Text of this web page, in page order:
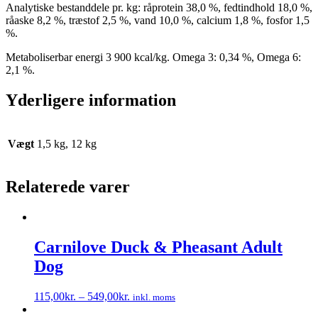
Analytiske bestanddele pr. kg: råprotein 38,0 %, fedtindhold 18,0 %,
råaske 8,2 %, træstof 2,5 %, vand 10,0 %, calcium 1,8 %, fosfor 1,5
%.
Metaboliserbar energi 3 900 kcal/kg. Omega 3: 0,34 %, Omega 6:
2,1 %.
Yderligere information
Vægt 1,5 kg, 12 kg
Relaterede varer
Carnilove Duck & Pheasant Adult
Dog
115,00kr. – 549,00kr. inkl. moms